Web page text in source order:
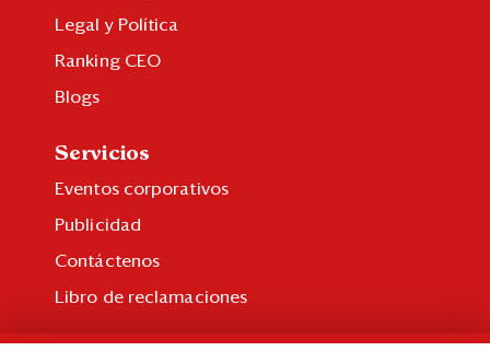
Legal y Política
Ranking CEO
Blogs
Servicios
Eventos corporativos
Publicidad
Contáctenos
Libro de reclamaciones